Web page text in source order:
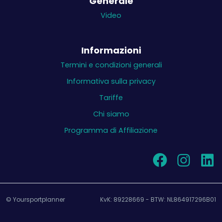
Video
Informazioni
Termini e condizioni generali
Informativa sulla privacy
Tariffe
Chi siamo
Programma di Affiliazione
© Yoursportplanner KvK: 89228669 - BTW: NL864917296B01